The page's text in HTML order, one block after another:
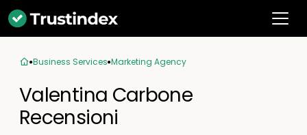
Business Services Marketing Agency
Valentina Carbone
Recensioni